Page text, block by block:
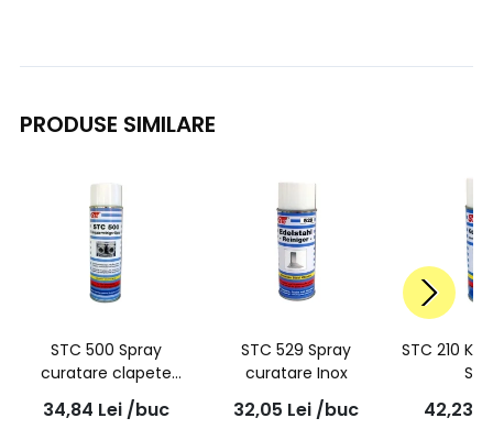
PRODUSE SIMILARE
STC 500 Spray
curatare clapete
acceleratie
34,84 Lei /buc
STC 529 Spray
curatare Inox
32,05 Lei /buc
STC 210
42,23